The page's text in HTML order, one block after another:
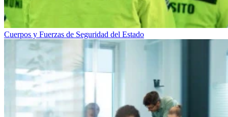
Cuerpos y Fuerzas de Seguridad del Estado